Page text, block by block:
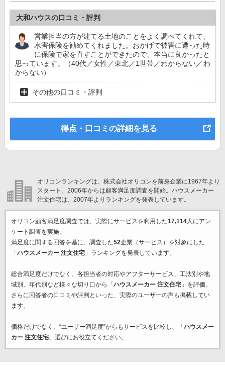
大和ハウスの口コミ・評判
営業担当の方が建てる土地のことをよく調べてくれて、
水害保険を勧めてくれました。おかげで被害に遭った時
に保険で家を直すことができたので、本当に良かったと
思っています。（40代／女性／東北／1世帯／わからない／わ
からない）
その他の口コミ・評判
得点・口コミの詳細を見る
オリコンランキングは、株式会社オリコンを前身企業に1967年より
スタート。2006年からは顧客満足度調査を開始。ハウスメーカー
注文住宅は、2007年よりランキングを発表しています。
オリコン顧客満足度調査では、実際にサービスを利用した17,114人にアン
ケート調査を実施。
満足度に関する回答を基に、調査した52企業（サービス）を対象にした
「ハウスメーカー 注文住宅」ランキングを発表しています。
総合満足度だけでなく、各担当者の対応やアフターサービス、工法別や地
域別、年代別など様々な切り口から「ハウスメーカー 注文住宅」を評価。
さらに回答者の口コミや評判といった、実際のユーザーの声も掲載してい
ます。
価格だけでなく、“ユーザー満足度”からもサービスを比較し、「ハウスメー
カー 注文住宅」選びにお役立てください。